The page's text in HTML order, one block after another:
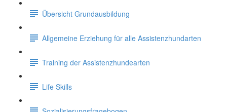
Übersicht Grundausbildung
Allgemeine Erziehung für alle Assistenzhundarten
Training der Assistenzhundearten
Life Skills